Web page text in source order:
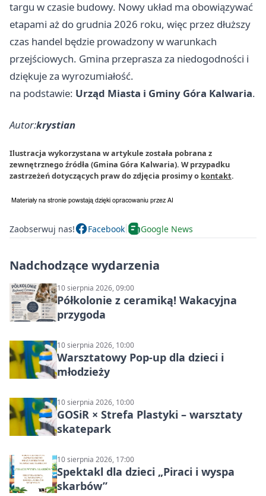
targu w czasie budowy. Nowy układ ma obowiązywać
etapami aż do grudnia 2026 roku, więc przez dłuższy
czas handel będzie prowadzony w warunkach
przejściowych. Gmina przeprasza za niedogodności i
dziękuje za wyrozumiałość.
na podstawie: Urząd Miasta i Gminy Góra Kalwaria.
Autor:krystian
Ilustracja wykorzystana w artykule została pobrana z
zewnętrznego źródła (Gmina Góra Kalwaria). W przypadku
zastrzeżeń dotyczących praw do zdjęcia prosimy o kontakt.
Zaobserwuj nas! Facebook Google News
Nadchodzące wydarzenia
10 sierpnia 2026, 09:00
Półkolonie z ceramiką! Wakacyjna
przygoda
10 sierpnia 2026, 10:00
Warsztatowy Pop-up dla dzieci i
młodzieży
10 sierpnia 2026, 10:00
GOSiR × Strefa Plastyki – warsztaty
skatepark
10 sierpnia 2026, 17:00
Spektakl dla dzieci „Piraci i wyspa
skarbów”